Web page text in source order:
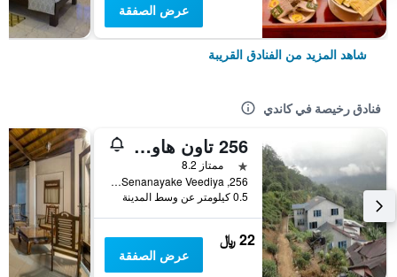
عرض الصفقة
شاهد المزيد من الفنادق القريبة
فنادق رخيصة في كاندي
256 تاون هاوس ريست
نجمة واحدة
ممتاز 8.2
256, D.S. Senanayake Veediya, كاندي, سريلانكا
0.5 كيلومتر عن وسط المدينة
22 ﷼
عرض الصفقة